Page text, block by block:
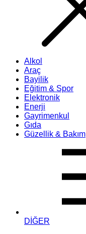
Alkol
Araç
Bayilik
Eğitim & Spor
Elektronik
Enerji
Gayrimenkul
Gıda
Güzellik & Bakım
DİĞER